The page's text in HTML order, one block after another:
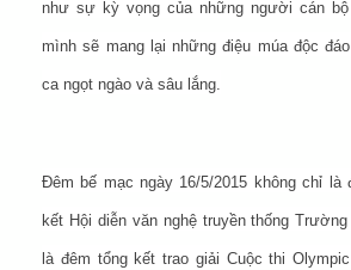
như sự kỳ vọng của những người cán
mình sẽ mang lại những điệu múa độc
ca ngọt ngào và sâu lắng.
Đêm bế mạc ngày 16/5/2015 không chỉ là
kết Hội diễn văn nghệ truyền thống
là đêm tổng kết trao giải Cuộc thi